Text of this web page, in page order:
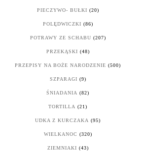
PIECZYWO- BUŁKI (20)
POLĘDWICZKI (86)
POTRAWY ZE SCHABU (207)
PRZEKĄSKI (48)
PRZEPISY NA BOŻE NARODZENIE (500)
SZPARAGI (9)
ŚNIADANIA (82)
TORTILLA (21)
UDKA Z KURCZAKA (95)
WIELKANOC (320)
ZIEMNIAKI (43)